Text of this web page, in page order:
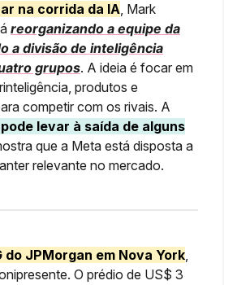
na corrida da IA, Mark
reorganizando a equipe da
a divisão de inteligência
grupos. A ideia é focar em
produtos e
competir com os rivais. A
levar à saída de alguns
que a Meta está disposta a
relevante no mercado.
do JPMorgan em Nova York,
O prédio de US$ 3